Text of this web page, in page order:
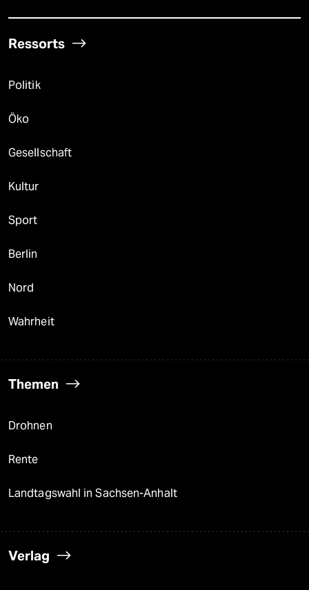
Ressorts
Politik
Öko
Gesellschaft
Kultur
Sport
Berlin
Nord
Wahrheit
Themen
Drohnen
Rente
Landtagswahl in Sachsen-Anhalt
Verlag